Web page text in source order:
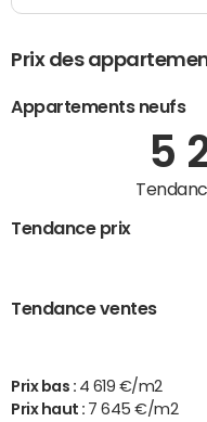
Prix des
Appartements neufs
5
Tendance prix
Tendance ventes
Prix bas : 4 619 €/m2
Prix haut : 7 645 €/m2